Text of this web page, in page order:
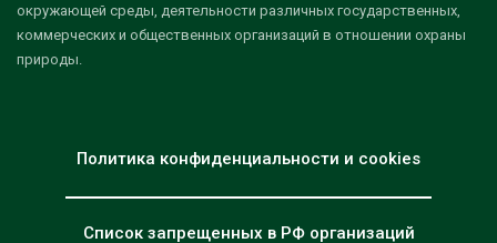
окружающей среды, деятельности различных государственных,
коммерческих и общественных организаций в отношении охраны
природы.
Политика конфиденциальности и cookies
Список запрещенных в РФ организаций